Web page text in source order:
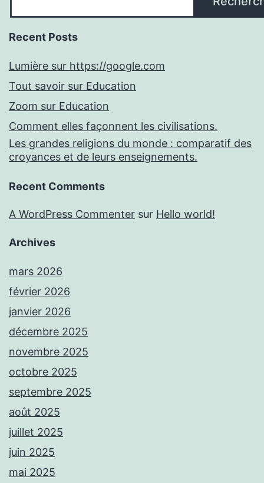
Recent Posts
Lumière sur https://google.com
Tout savoir sur Education
Zoom sur Education
Comment elles façonnent les civilisations.
Les grandes religions du monde : comparatif des
croyances et de leurs enseignements.
Recent Comments
A WordPress Commenter sur Hello world!
Archives
mars 2026
février 2026
janvier 2026
décembre 2025
novembre 2025
octobre 2025
septembre 2025
août 2025
juillet 2025
juin 2025
mai 2025